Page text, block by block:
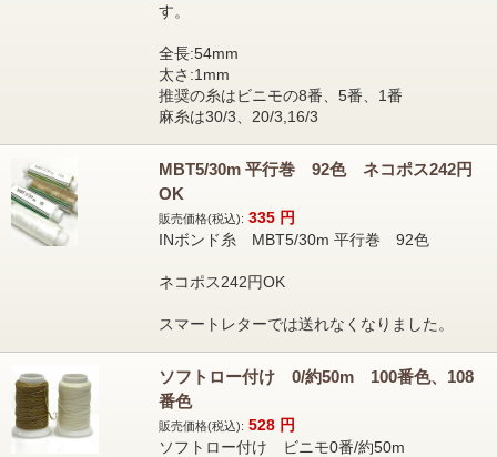
す。
全長:54mm
太さ:1mm
推奨の糸はビニモの8番、5番、1番
麻糸は30/3、20/3,16/3
MBT5/30m 平行巻 92色 ネコポス242円
OK
販売価格(税込): 335 円
INボンド糸 MBT5/30m 平行巻 92色
ネコポス242円OK
スマートレターでは送れなくなりました。
ソフトロー付け 0/約50m 100番色、108
番色
販売価格(税込): 528 円
ソフトロー付け ビニモ0番/約50m